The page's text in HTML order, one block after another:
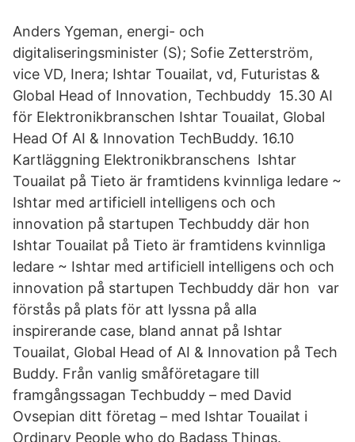
Anders Ygeman, energi- och
digitaliseringsminister (S); Sofie Zetterström,
vice VD, Inera; Ishtar Touailat, vd, Futuristas &
Global Head of Innovation, Techbuddy 15.30 AI
för Elektronikbranschen Ishtar Touailat, Global
Head Of AI & Innovation TechBuddy. 16.10
Kartläggning Elektronikbranschens Ishtar
Touailat på Tieto är framtidens kvinnliga ledare ~
Ishtar med artificiell intelligens och och
innovation på startupen Techbuddy där hon
Ishtar Touailat på Tieto är framtidens kvinnliga
ledare ~ Ishtar med artificiell intelligens och och
innovation på startupen Techbuddy där hon var
förstås på plats för att lyssna på alla
inspirerande case, bland annat på Ishtar
Touailat, Global Head of AI & Innovation på Tech
Buddy. Från vanlig småföretagare till
framgångssagan Techbuddy – med David
Ovsepian ditt företag – med Ishtar Touailat i
Ordinary People who do Badass Things.